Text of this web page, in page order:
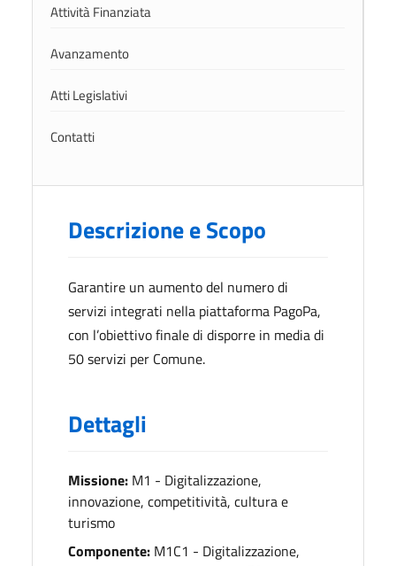
Attività Finanziata
Avanzamento
Atti Legislativi
Contatti
Descrizione e Scopo
Garantire un aumento del numero di
servizi integrati nella piattaforma PagoPa,
con l’obiettivo finale di disporre in media di
50 servizi per Comune.
Dettagli
Missione: M1 - Digitalizzazione,
innovazione, competitività, cultura e
turismo
Componente: M1C1 - Digitalizzazione,